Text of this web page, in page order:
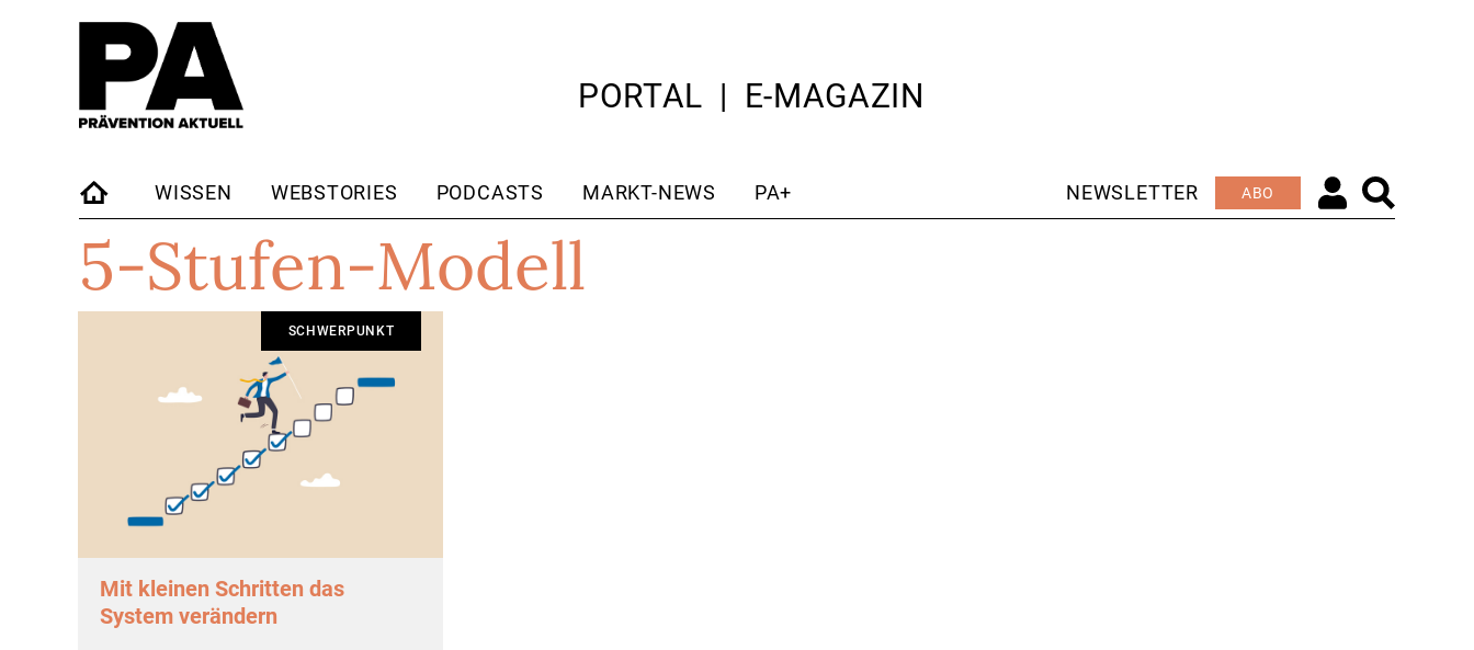
PORTAL E-MAGAZIN
STARTSEITE
WISSEN WEBSTORIES PODCASTS MARKT-NEWS PA+ NEWSLETTER ABO
5-Stufen-Modell
SCHWERPUNKT
Mit kleinen ­Schritten das
System verändern